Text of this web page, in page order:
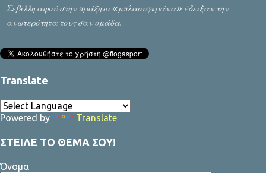
Σεβίλλη αφού στην πράξη οι «μπλαουγκράνα» έδειξαν την
ανωτερότητα τους σαν ομάδα.
Translate
Powered by Translate
ΣΤΕΙΛΕ ΤΟ ΘΕΜΑ ΣΟΥ!
Όνομα